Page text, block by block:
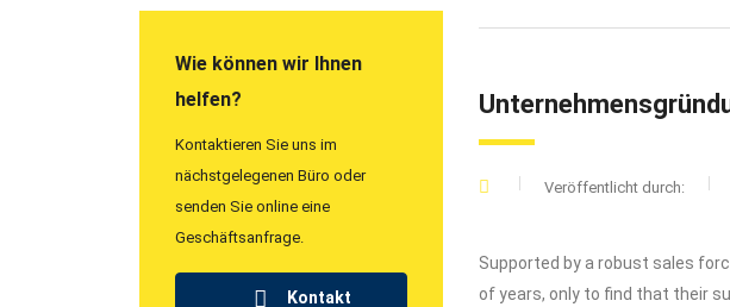
Veröffentlicht durch:
Supported by a robust sales
of years, only to find that their
Wie können wir Ihnen
helfen?
Kontaktieren Sie uns im
nächstgelegenen Büro oder
senden Sie online eine
Geschäftsanfrage.
Kontakt